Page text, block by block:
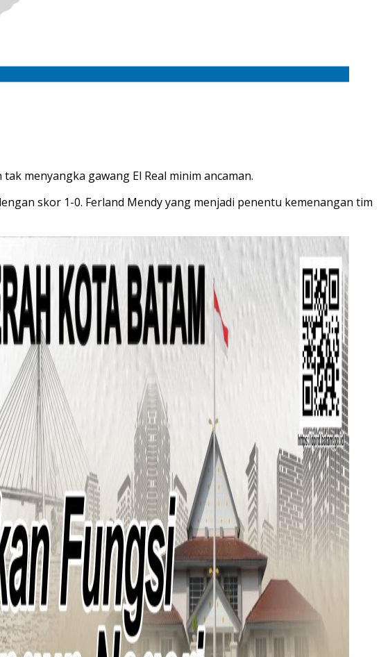
menyangka gawang El Real minim ancaman.
skor 1-0. Ferland Mendy yang menjadi penentu kemenangan tim